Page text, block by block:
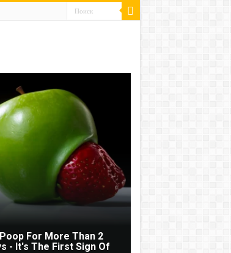
For More Than 2
- It's The First Sign Of